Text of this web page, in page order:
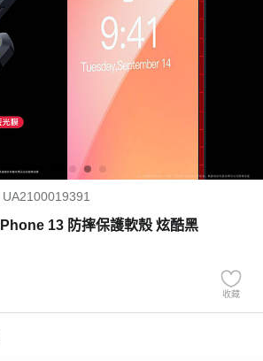
13 防摔保護軟殼 炫酷黑
收藏